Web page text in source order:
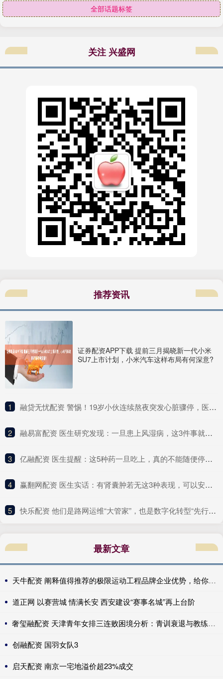
全部话题标签
关注 兴盛网
推荐资讯
证券配资APP下载 提前三月揭晓新一代小米
SU7上市计划，小米汽车这样布局有何深意?
1 ​融贷无忧配资 警惕！19岁小伙连续熬夜突发心脏骤停，医生提醒
2 ​融易富配资 医生研究发现：一旦患上风湿病，这3件事就别做了，别害了自己！
3 ​亿融配资 医生提醒：这5种药一旦吃上，真的不能随便停！突然停服风险大
4 ​赢翻网配资 医生实话：有肾囊肿若无这3种表现，可以安心，恶变风险很小
5 ​快乐配资 他们是路网运维“大管家”，也是数字化转型“先行者”｜奋勇争先实干家
最新文章
天牛配资 阐释值得推荐的极限运动工程品牌企业优势，给你清晰认知
道正网 以赛营城 情满长安 西安建设“赛事名城”再上台阶
奢玺融配资 天津青年女排三连败困境分析：青训衰退与教练能力不足双重挑战
创融配资 国羽女队3
启天配资 南京一宅地溢价超23%成交